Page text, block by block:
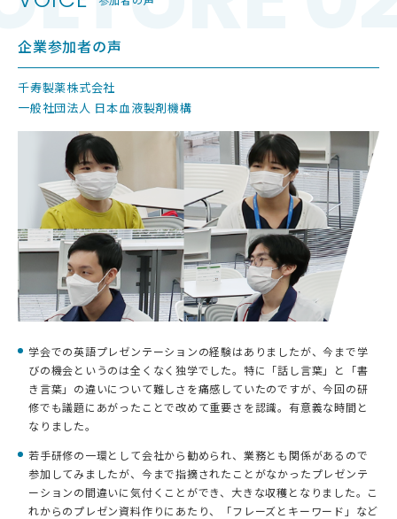
企業参加者の声
千寿製薬株式会社
一般社団法人 日本血液製剤機構
学会での英語プレゼンテーションの経験はありましたが、今まで学
びの機会というのは全くなく独学でした。特に「話し言葉」と「書
き言葉」の違いについて難しさを痛感していたのですが、今回の研
修でも議題にあがったことで改めて重要さを認識。有意義な時間と
なりました。
若手研修の一環として会社から勧められ、業務とも関係があるので
参加してみましたが、今まで指摘されたことがなかったプレゼンテ
ーションの間違いに気付くことができ、大きな収穫となりました。こ
れからのプレゼン資料作りにあたり、「フレーズとキーワード」など